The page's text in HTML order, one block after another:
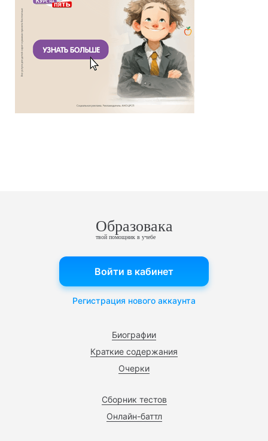
Образовака
твой помощник в учебе
Биографии
Краткие содержания
Очерки
Сборник тестов
Онлайн-баттл
Войти в кабинет
Регистрация нового аккаунта